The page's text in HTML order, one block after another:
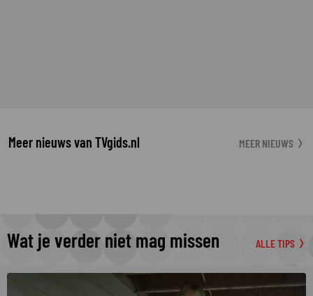
Meer nieuws van TVgids.nl MEER NIEUWS
Wat je verder niet mag missen ALLE TIPS